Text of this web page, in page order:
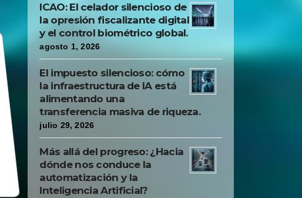
ICAO: El celador silencioso de
la opresión fiscalizante digital
y el control biométrico global.
agosto 1, 2026
El impuesto silencioso: cómo
la infraestructura de IA está
alimentando una
transferencia masiva de riqueza.
julio 29, 2026
Más allá del progreso: ¿Hacia
dónde nos conduce la
automatización y la
Inteligencia Artificial?